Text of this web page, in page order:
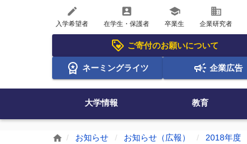
create
入学希望者
account_box
在学生・保護者
school
卒業生
business
企業研究者
ご寄付のお願いについて
ネーミングライツ 企業広告
大学情報 教育
home お知らせ お知らせ（広報） 2018年度